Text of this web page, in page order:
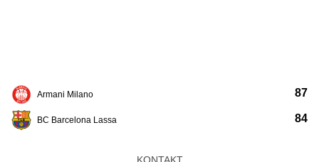
Armani Milano
BC Barcelona Lassa
87
84